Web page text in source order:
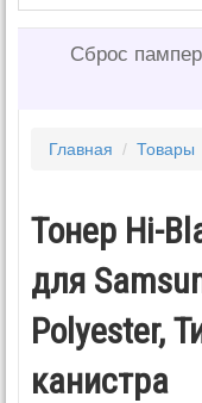
Сброс
Главная / Товары
Тонер Hi-
для
Polyester,
канистра